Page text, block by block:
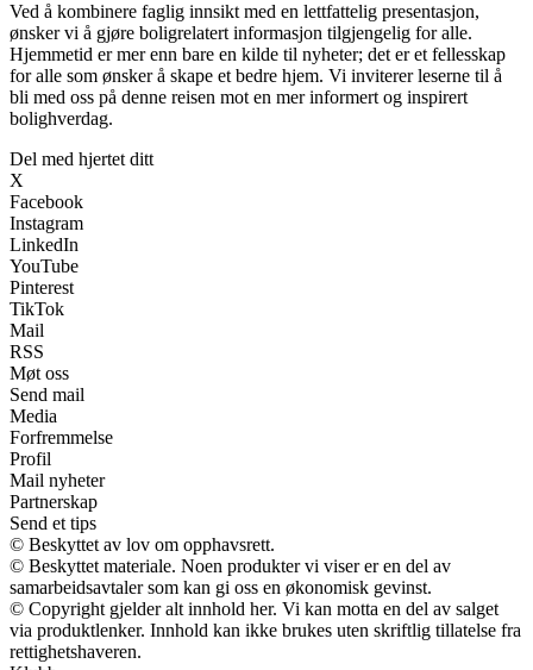
Ved å kombinere faglig innsikt med en lettfattelig presentasjon,
ønsker vi å gjøre boligrelatert informasjon tilgjengelig for alle.
Hjemmetid er mer enn bare en kilde til nyheter; det er et fellesskap
for alle som ønsker å skape et bedre hjem. Vi inviterer leserne til å
bli med oss på denne reisen mot en mer informert og inspirert
bolighverdag.
Del med hjertet ditt
X
Facebook
Instagram
LinkedIn
YouTube
Pinterest
TikTok
Mail
RSS
Møt oss
Send mail
Media
Forfremmelse
Profil
Mail nyheter
Partnerskap
Send et tips
© Beskyttet av lov om opphavsrett.
© Beskyttet materiale. Noen produkter vi viser er en del av
samarbeidsavtaler som kan gi oss en økonomisk gevinst.
© Copyright gjelder alt innhold her. Vi kan motta en del av salget
via produktlenker. Innhold kan ikke brukes uten skriftlig tillatelse fra
rettighetshaveren.